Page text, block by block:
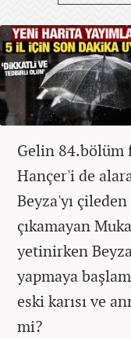
Gelin 84.bölüm
Hançer'i de
Beyza'yı çileden
çıkamayan
yetinirken
yapmaya
eski karısı ve
mi?